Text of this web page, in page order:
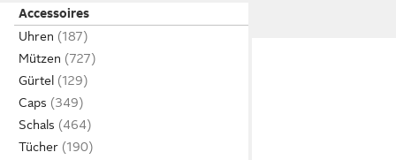
Accessoires
Uhren
Mützen
Gürtel
Caps
Schals
Tücher